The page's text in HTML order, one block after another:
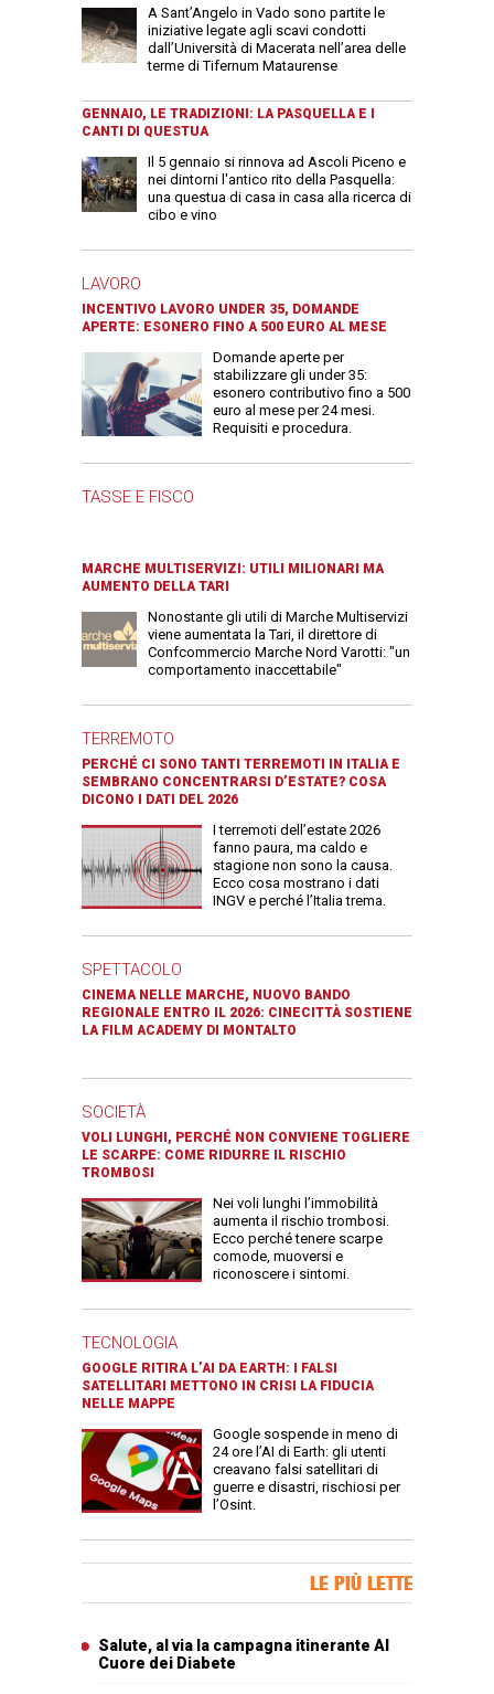
A Sant’Angelo in Vado sono partite le
iniziative legate agli scavi condotti
dall’Università di Macerata nell’area delle
terme di Tifernum Mataurense
GENNAIO, LE TRADIZIONI: LA PASQUELLA E I
CANTI DI QUESTUA
Il 5 gennaio si rinnova ad Ascoli Piceno e
nei dintorni l'antico rito della Pasquella:
una questua di casa in casa alla ricerca di
cibo e vino
LAVORO
INCENTIVO LAVORO UNDER 35, DOMANDE
APERTE: ESONERO FINO A 500 EURO AL MESE
Domande aperte per
stabilizzare gli under 35:
esonero contributivo fino a 500
euro al mese per 24 mesi.
Requisiti e procedura.
TASSE E FISCO
MARCHE MULTISERVIZI: UTILI MILIONARI MA
AUMENTO DELLA TARI
Nonostante gli utili di Marche Multiservizi
viene aumentata la Tari, il direttore di
Confcommercio Marche Nord Varotti: "un
comportamento inaccettabile"
TERREMOTO
PERCHÉ CI SONO TANTI TERREMOTI IN ITALIA E
SEMBRANO CONCENTRARSI D’ESTATE? COSA
DICONO I DATI DEL 2026
I terremoti dell’estate 2026
fanno paura, ma caldo e
stagione non sono la causa.
Ecco cosa mostrano i dati
INGV e perché l’Italia trema.
SPETTACOLO
CINEMA NELLE MARCHE, NUOVO BANDO
REGIONALE ENTRO IL 2026: CINECITTÀ SOSTIENE
LA FILM ACADEMY DI MONTALTO
SOCIETÀ
VOLI LUNGHI, PERCHÉ NON CONVIENE TOGLIERE
LE SCARPE: COME RIDURRE IL RISCHIO
TROMBOSI
Nei voli lunghi l’immobilità
aumenta il rischio trombosi.
Ecco perché tenere scarpe
comode, muoversi e
riconoscere i sintomi.
TECNOLOGIA
GOOGLE RITIRA L’AI DA EARTH: I FALSI
SATELLITARI METTONO IN CRISI LA FIDUCIA
NELLE MAPPE
Google sospende in meno di
24 ore l’AI di Earth: gli utenti
creavano falsi satellitari di
guerre e disastri, rischiosi per
l’Osint.
LE PIÙ LETTE
Salute, al via la campagna itinerante Al
Cuore dei Diabete